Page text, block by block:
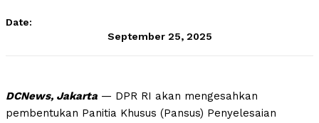
Date:
September 25, 2025
DCNews, Jakarta — DPR RI akan mengesahkan
pembentukan Panitia Khusus (Pansus) Penyelesaian